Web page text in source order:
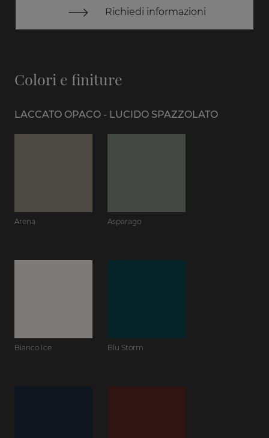
Richiedi informazioni
Colori e finiture
LACCATO OPACO - LUCIDO SPAZZOLATO
Arena Asparago
Bianco Ice Blu Storm